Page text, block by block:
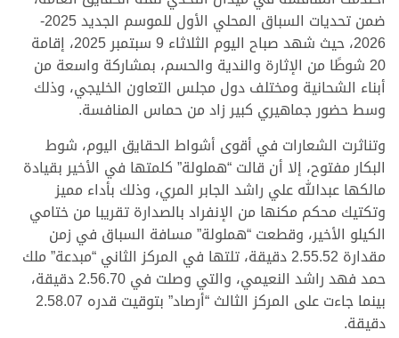
ضمن تحديات السباق المحلي الأول للموسم الجديد 2025-
2026، حيث شهد صباح اليوم الثلاثاء 9 سبتمبر 2025، إقامة
20 شوطًا من الإثارة والندية والحسم، بمشاركة واسعة من
أبناء الشحانية ومختلف دول مجلس التعاون الخليجي، وذلك
وسط حضور جماهيري كبير زاد من حماس المنافسة.
وتناثرت الشعارات في أقوى أشواط الحقايق اليوم، شوط
البكار مفتوح، إلا أن قالت “هملولة” كلمتها في الأخير بقيادة
مالكها عبدالله علي راشد الجابر المري، وذلك بأداء مميز
وتكتيك محكم مكنها من الإنفراد بالصدارة تقريبا من ختامي
الكيلو الأخير، وقطعت “هملولة” مسافة السباق في زمن
مقدارة 2.55.52 دقيقة، تلتها في المركز الثاني “مبدعة” ملك
حمد فهد راشد النعيمي، والتي وصلت في 2.56.70 دقيقة،
بينما جاءت على المركز الثالث “أرصاد” بتوقيت قدره 2.58.07
دقيقة.